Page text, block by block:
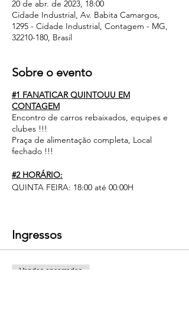
20 de abr. de 2023, 18:00
Cidade Industrial, Av. Babita Camargos,
1295 - Cidade Industrial, Contagem - MG,
32210-180, Brasil
Sobre o evento
#1 FANATICAR QUINTOUU EM
CONTAGEM
Encontro de carros rebaixados, equipes e
clubes !!!
Praça de alimentação completa, Local
fechado !!!
#2 HORÁRIO:
QUINTA FEIRA: 18:00 até 00:00H
NA HORA = R$20,00
PESSOA NÃO PAGA
Ingressos
Vendas encerradas